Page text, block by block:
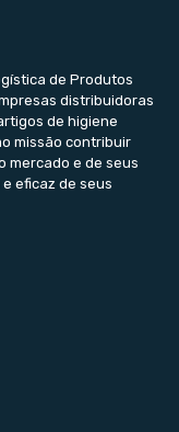
de Produtos
distribuidoras
de higiene
missão contribuir
mercado e de seus
eficaz de seus